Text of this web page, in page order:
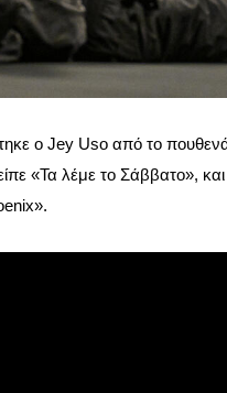
ο Jey Uso από το
«Τα λέμε το Σάββατο»,